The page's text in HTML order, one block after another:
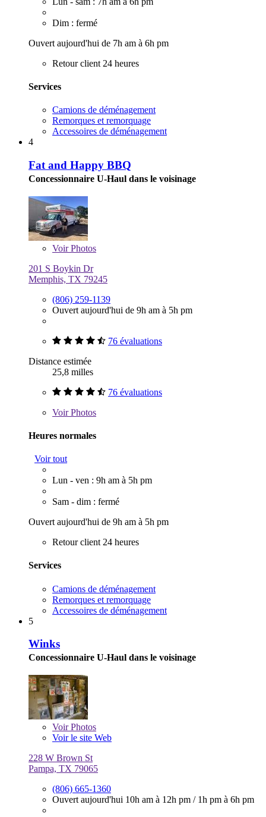
Dim : fermé
Ouvert aujourd'hui de 7h am à 6h pm
Retour client 24 heures
Services
Camions de déménagement
Remorques et remorquage
Accessoires de déménagement
4
Fat and Happy BBQ
Concessionnaire U-Haul dans le voisinage
VoirPhotos
201 S Boykin Dr
Memphis, TX 79245
(806) 259-1139
Ouvert aujourd'hui de 9h am à 5h pm
76 évaluations
Distance estimée
25,8 milles
76 évaluations
VoirPhotos
Heures normales
Voir tout
Lun - ven : 9h am à 5h pm
Sam - dim : fermé
Ouvert aujourd'hui de 9h am à 5h pm
Retour client 24 heures
Services
Camions de déménagement
Remorques et remorquage
Accessoires de déménagement
5
Winks
Concessionnaire U-Haul dans le voisinage
VoirPhotos
Voir le site Web
228 W Brown St
Pampa, TX 79065
(806) 665-1360
Ouvert aujourd'hui 10h am à 12h pm / 1h pm à 6h pm